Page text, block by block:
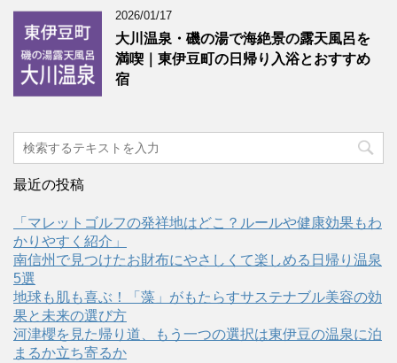
2026/01/17
大川温泉・磯の湯で海絶景の露天風呂を
満喫｜東伊豆町の日帰り入浴とおすすめ
宿
最近の投稿
「マレットゴルフの発祥地はどこ？ルールや健康効果もわ
かりやすく紹介」
南信州で見つけたお財布にやさしくて楽しめる日帰り温泉
5選
地球も肌も喜ぶ！「藻」がもたらすサステナブル美容の効
果と未来の選び方
河津櫻を見た帰り道、もう一つの選択は東伊豆の温泉に泊
まるか立ち寄るか